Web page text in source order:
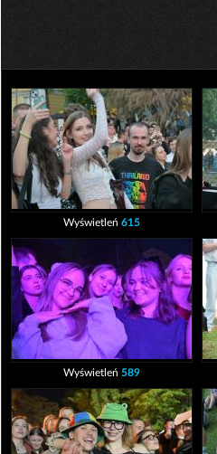
Wyświetleń 615
Wyświetleń 589